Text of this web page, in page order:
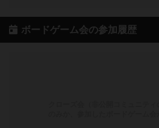
ボードゲーム会の参加履歴